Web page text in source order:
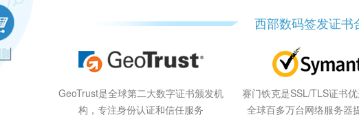
西部数码签发证书
GeoTrust是全球第二大数字证书颁发机
构，专注身份认证和信任服务
赛门铁克是SSL/TLS证书
全球百多万台网络服务器